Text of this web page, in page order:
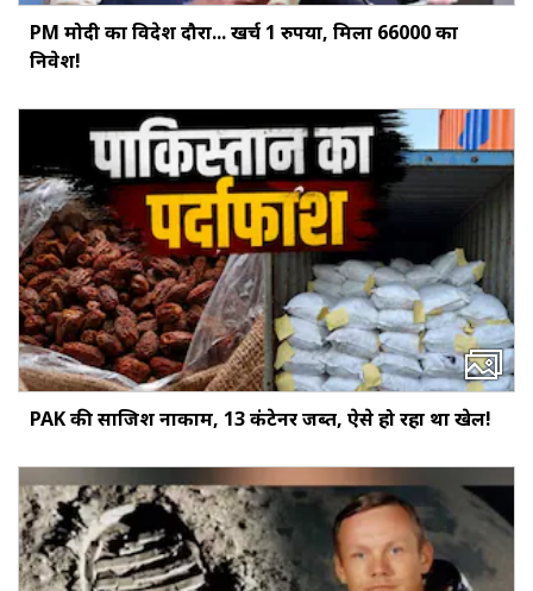
PM मोदी का विदेश दौरा... खर्च 1 रुपया, मिला ₹66000 का
निवेश!
PAK की साजिश नाकाम, 13 कंटेनर जब्त, ऐसे हो रहा था खेल!